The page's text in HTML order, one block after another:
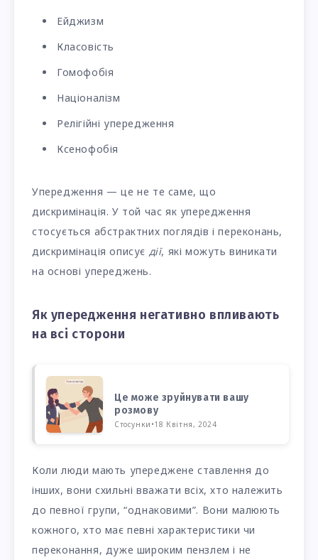
Ейджизм
Класовість
Гомофобія
Націоналізм
Релігійні упередження
Ксенофобія
Упередження — це не те саме, що
дискримінація. У той час як упередження
стосується абстрактних поглядів і переконань,
дискримінація описує дії, які можуть виникати
на основі упереджень.
Як упередження негативно впливають
на всі сторони
Це може зруйнувати вашу
розмову
Стосунки •18 Квітня, 2024
Коли люди мають упереджене ставлення до
інших, вони схильні вважати всіх, хто належить
до певної групи, “однаковими”. Вони малюють
кожного, хто має певні характеристики чи
переконання, дуже широким пензлем і не